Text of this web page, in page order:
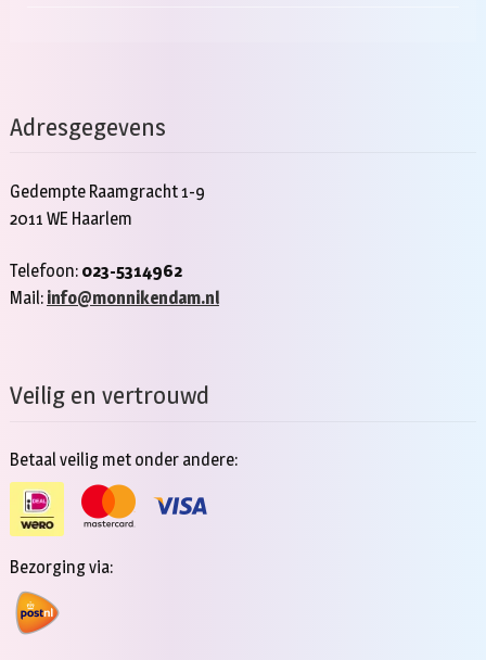
Adresgegevens
Gedempte Raamgracht 1-9
2011 WE Haarlem
Telefoon: 023-5314962
Mail: info@monnikendam.nl
Veilig en vertrouwd
Betaal veilig met onder andere:
Bezorging via: